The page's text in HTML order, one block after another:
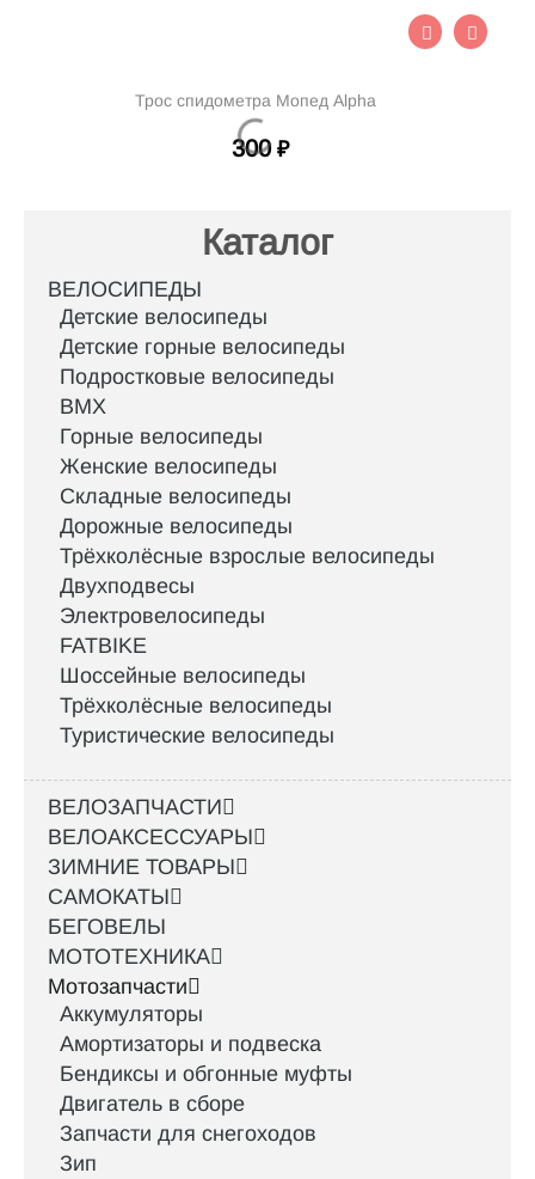
Трос спидометра Мопед Alpha
300 ₽
Каталог
ВЕЛОСИПЕДЫ
Детские велосипеды
Детские горные велосипеды
Подростковые велосипеды
BMX
Горные велосипеды
Женские велосипеды
Складные велосипеды
Дорожные велосипеды
Трёхколёсные взрослые велосипеды
Двухподвесы
Электровелосипеды
FATBIKE
Шоссейные велосипеды
Трёхколёсные велосипеды
Туристические велосипеды
ВЕЛОЗАПЧАСТИ
ВЕЛОАКСЕССУАРЫ
ЗИМНИЕ ТОВАРЫ
САМОКАТЫ
БЕГОВЕЛЫ
МОТОТЕХНИКА
Мотозапчасти
Аккумуляторы
Амортизаторы и подвеска
Бендиксы и обгонные муфты
Двигатель в сборе
Запчасти для снегоходов
Зип